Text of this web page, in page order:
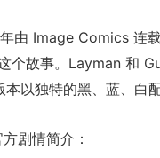
由 Image Comics 连
个故事。Layman 和
以独特的黑、蓝、白
剧情简介：